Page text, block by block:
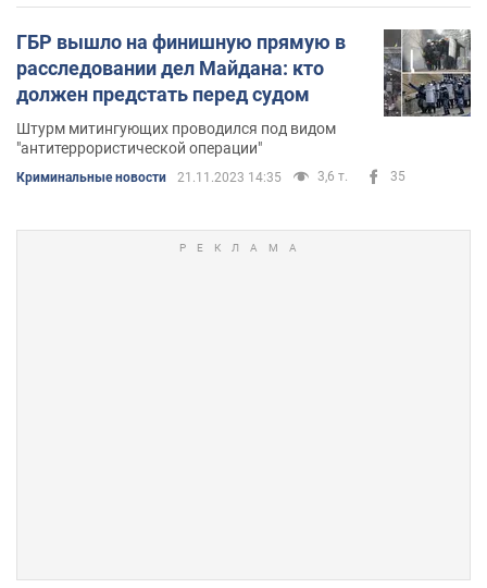
ГБР вышло на финишную прямую в
расследовании дел Майдана: кто
должен предстать перед судом
Штурм митингующих проводился под видом
"антитеррористической операции"
Криминальные новости 21.11.2023 14:35 3,6 т. 35